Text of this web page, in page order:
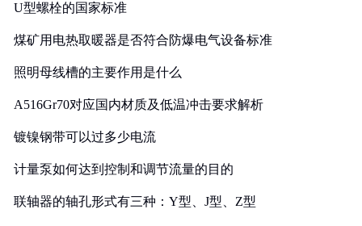
U型螺栓的国家标准
煤矿用电热取暖器是否符合防爆电气设备标准
照明母线槽的主要作用是什么
A516Gr70对应国内材质及低温冲击要求解析
镀镍钢带可以过多少电流
计量泵如何达到控制和调节流量的目的
联轴器的轴孔形式有三种：Y型、J型、Z型